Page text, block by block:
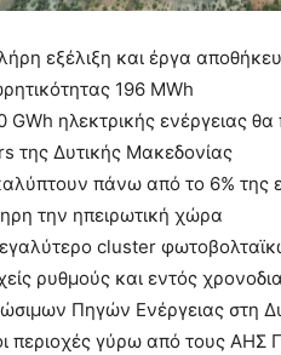
εξέλιξη και έργα
196 MWh
GWh ηλεκτρικής ενέργειας
της Δυτικής Μακεδονίας
πάνω από το 6% της
την ηπειρωτική χώρα
cluster
ρυθμούς και εντός
Πηγών Ενέργειας στη
περιοχές γύρω από τους ΑΗΣ